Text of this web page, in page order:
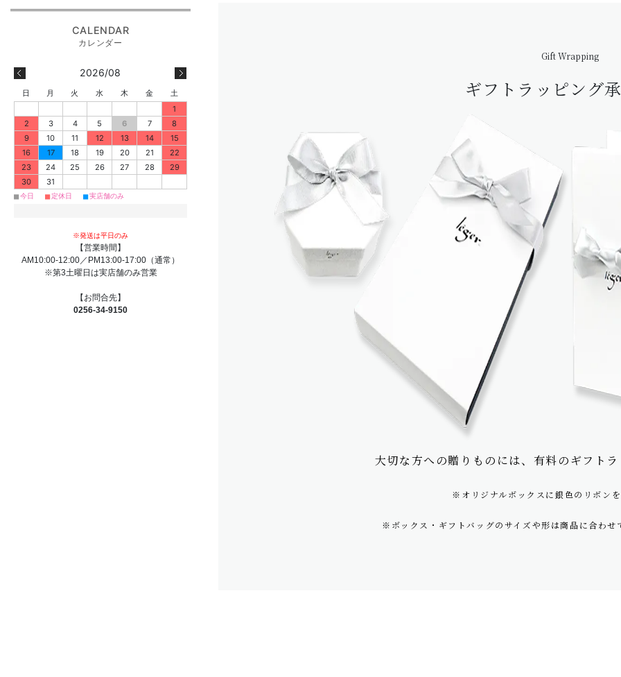
Gift Wrapping
ギフトラッピング
大切な方への贈りものには、 有料のギフト
※オリジナルボックスに銀色のリボン
※ボックス・ギフトバッグのサイズや形は商品に合わせ
2026/08
日 月 火 水 木 金
土
1
2
3 4 5 6 7
8
9
10 11 12 13 14
15
16
17 18 19 20 21
22
23
24 25 26 27 28
29
30
31
■今日 ■定休日 ■実店舗のみ
※発送は平日のみ
【営業時間】
AM10:00-12:00／PM13:00-17:00（通常）
※第3土曜日は実店舗のみ営業
【お問合先】
0256-34-9150